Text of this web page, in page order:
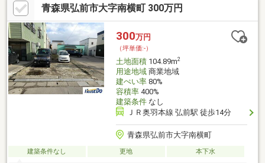
青森県弘前市大字南横町 300万円
300万円
（坪単価:-）
土地面積104.89m2
用途地域商業地域
建ぺい率80%
容積率400%
建築条件なし
ＪＲ奥羽本線 弘前駅 徒歩14分
青森県弘前市大字南横町
建築条件なし 更地 本下水